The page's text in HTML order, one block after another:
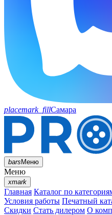
placemark_fillСамара
barsМеню
Меню
xmark
Главная Каталог по
Условия работы Печатный
Скидки Стать дилером О